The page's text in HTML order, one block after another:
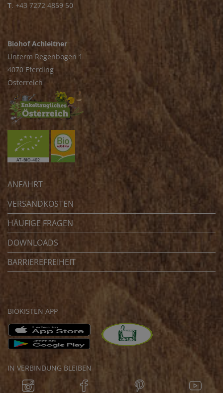
T. +43 7272 4859 50
Biohof Achleitner
Unterm Regenbogen 1
4070 Eferding
Österreich
ANFAHRT
VERSANDKOSTEN
HÄUFIGE FRAGEN
DOWNLOADS
BARRIEREFREIHEIT
BIOKISTEN APP
IN VERBINDUNG BLEIBEN